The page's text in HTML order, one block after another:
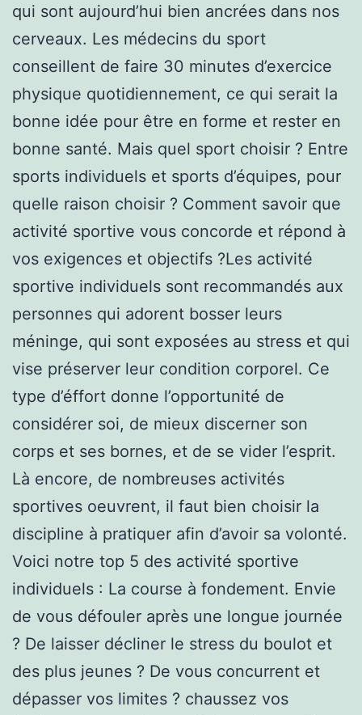
qui sont aujourd’hui bien ancrées dans nos
cerveaux. Les médecins du sport
conseillent de faire 30 minutes d’exercice
physique quotidiennement, ce qui serait la
bonne idée pour être en forme et rester en
bonne santé. Mais quel sport choisir ? Entre
sports individuels et sports d’équipes, pour
quelle raison choisir ? Comment savoir que
activité sportive vous concorde et répond à
vos exigences et objectifs ?Les activité
sportive individuels sont recommandés aux
personnes qui adorent bosser leurs
méninge, qui sont exposées au stress et qui
vise préserver leur condition corporel. Ce
type d’éffort donne l’opportunité de
considérer soi, de mieux discerner son
corps et ses bornes, et de se vider l’esprit.
Là encore, de nombreuses activités
sportives oeuvrent, il faut bien choisir la
discipline à pratiquer afin d’avoir sa volonté.
Voici notre top 5 des activité sportive
individuels : La course à fondement. Envie
de vous défouler après une longue journée
? De laisser décliner le stress du boulot et
des plus jeunes ? De vous concurrent et
dépasser vos limites ? chaussez vos